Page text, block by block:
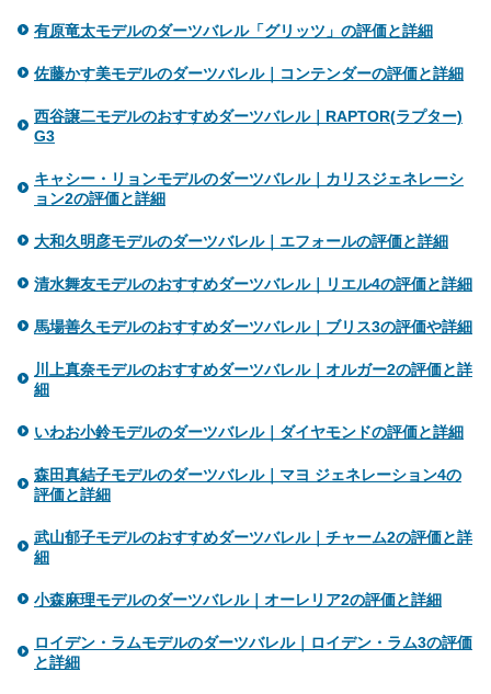
有原竜太モデルのダーツバレル「グリッツ」の評価と詳細
佐藤かす美モデルのダーツバレル｜コンテンダーの評価と詳細
西谷譲二モデルのおすすめダーツバレル｜RAPTOR(ラプター)
G3
キャシー・リョンモデルのダーツバレル｜カリスジェネレーシ
ョン2の評価と詳細
大和久明彦モデルのダーツバレル｜エフォールの評価と詳細
清水舞友モデルのおすすめダーツバレル｜リエル4の評価と詳細
馬場善久モデルのおすすめダーツバレル｜ブリス3の評価や詳細
川上真奈モデルのおすすめダーツバレル｜オルガー2の評価と詳
細
いわお小鈴モデルのダーツバレル｜ダイヤモンドの評価と詳細
森田真結子モデルのダーツバレル｜マヨ ジェネレーション4の
評価と詳細
武山郁子モデルのおすすめダーツバレル｜チャーム2の評価と詳
細
小森麻理モデルのダーツバレル｜オーレリア2の評価と詳細
ロイデン・ラムモデルのダーツバレル｜ロイデン・ラム3の評価
と詳細